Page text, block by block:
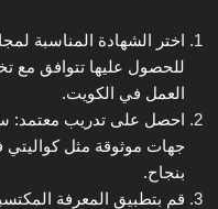
اختر الشهادة المناسبة
للحصول عليها تتوافق
العمل في الكويت.
احصل على تدريب معتمد:
جهات موثوقة مثل كواليتي
بنجاح.
قم بتطبيق المعرفة